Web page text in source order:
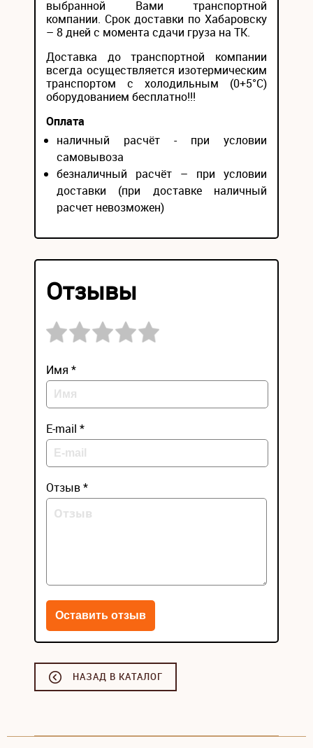
выбранной Вами транспортной
компании. Срок доставки по Хабаровску
– 8 дней с момента сдачи груза на ТК.
Доставка до транспортной компании
всегда осуществляется изотермическим
транспортом с холодильным (0+5°С)
оборудованием бесплатно!!!
Оплата
наличный расчёт - при условии
самовывоза
безналичный расчёт – при условии
доставки (при доставке наличный
расчет невозможен)
Отзывы
Имя *
E-mail *
Отзыв *
НАЗАД В КАТАЛОГ